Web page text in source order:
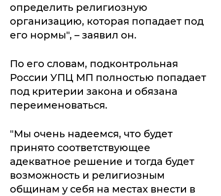
определить религиозную
организацию, которая попадает под
его нормы", – заявил он.
По его словам, подконтрольная
России УПЦ МП полностью попадает
под критерии закона и обязана
переименоваться.
"Мы очень надеемся, что будет
принято соответствующее
адекватное решение и тогда будет
возможность и религиозным
общинам у себя на местах внести в